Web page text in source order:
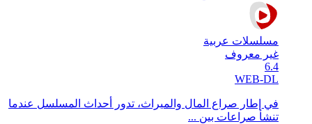
مسلسلات عربية
غير معروف
6.4
WEB-DL
في إطار صراع المال والميراث، تدور أحداث المسلسل عندما
تنشأ صراعات بين ...